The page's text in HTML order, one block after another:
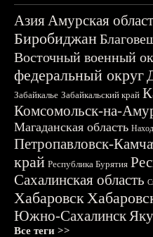
АзияАмурская
Биробиджан
Восточный военный
федеральный округ
Забайкалье Забайкальский край
Комсомольск-на-
Магаданская область
Петропавловск-
край Республика Бурятия
Сахалинская область
Хабаровск
Южно-Сахалинск
Все теги >>